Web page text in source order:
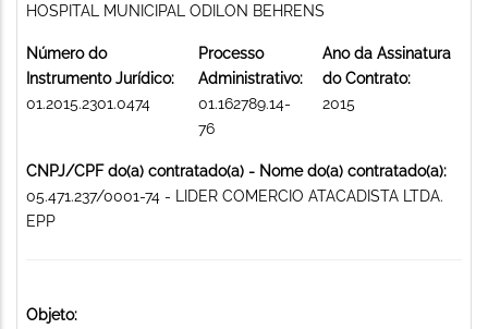
HOSPITAL MUNICIPAL ODILON BEHRENS
Número do
Instrumento Jurídico:
01.2015.2301.0474
Processo
Administrativo:
01.162789.14-
76
Ano da Assinatura
do Contrato:
2015
CNPJ/CPF do(a) contratado(a) - Nome do(a) contratado(a):
05.471.237/0001-74 - LIDER COMERCIO ATACADISTA LTDA.
EPP
Objeto: